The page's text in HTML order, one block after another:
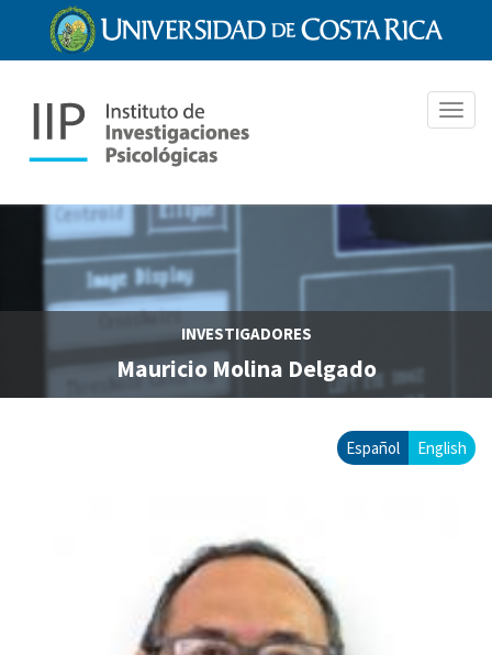
contenido
INVESTIGADORES
Mauricio Molina Delgado
Español English